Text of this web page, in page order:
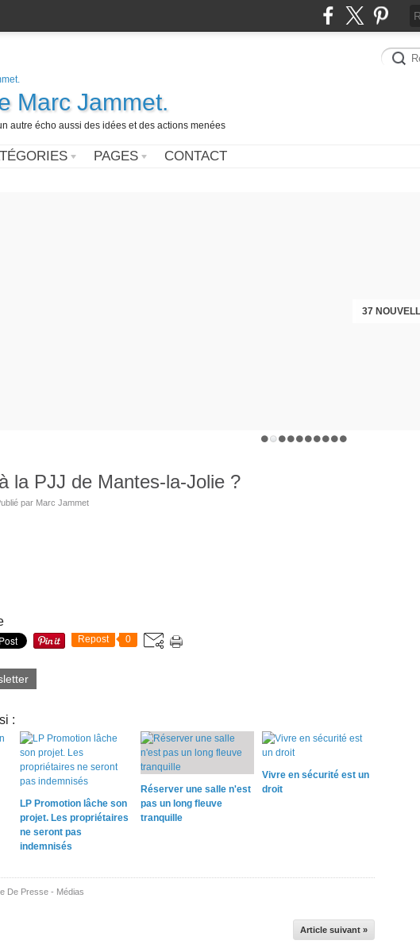
Marc Jammet.
autre écho aussi des idées et des actions menées
PAGES CONTACT
37
la PJJ de Mantes-la-Jolie ?
par Marc Jammet
Repost 0
:
LP Promotion lâche son
projet. Les propriétaires
ne seront pas
indemnisés
Réserver une salle n'est
pas un long fleuve
tranquille
Vivre en sécurité est un
droit
De Presse - Médias
Article suivant »